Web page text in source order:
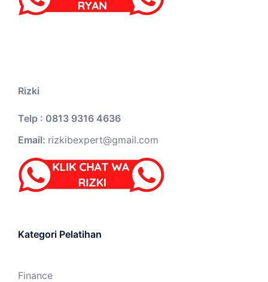
Rizki
Telp : 0813 9316 4636
Email: rizkibexpert@gmail.com
Kategori Pelatihan
Finance